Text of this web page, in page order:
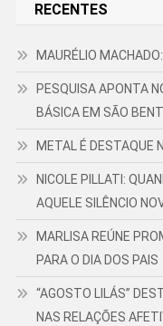
RECENTES
MAURÉLIO
PESQUISA APONTA
BÁSICA EM SÃO
METAL É DESTAQUE
NICOLE PILLATI:
AQUELE SILÊNCIO
MARLISA REÚNE
PARA O DIA DOS PAIS
“AGOSTO LILÁS”
NAS RELAÇÕES